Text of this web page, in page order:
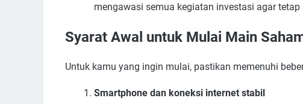
mengawasi semua kegiatan investasi agar tetap
Syarat Awal untuk Mulai Main
Untuk kamu yang ingin mulai, pastikan memenuhi
Smartphone dan koneksi internet stabil